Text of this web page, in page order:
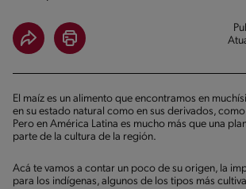
El maíz es un alimento que encontramos en
en su estado natural como en sus derivados,
Pero en América Latina es mucho más que una
parte de la cultura de la región.
Acá te vamos a contar un poco de su origen, la
para los indígenas, algunos de los tipos más